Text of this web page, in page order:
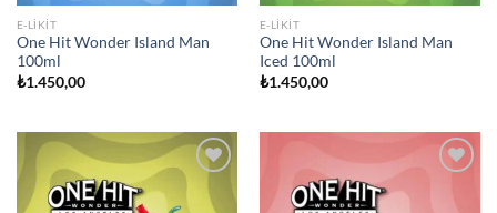
E-LIKIT
One Hit Wonder Island Man
100ml
₺1.450,00
E-LIKIT
One Hit Wonder Island Man
Iced 100ml
₺1.450,00
wishlist